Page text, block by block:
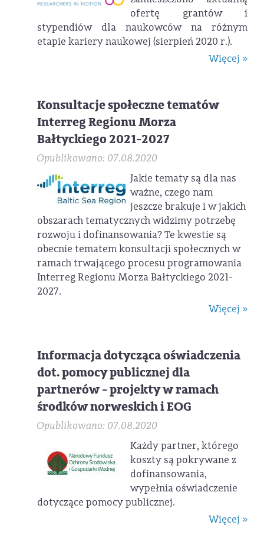
ofertę grantów i
stypendiów dla naukowców na różnym
etapie kariery naukowej (sierpień 2020 r.).
Więcej »
Konsultacje społeczne tematów
Interreg Regionu Morza
Bałtyckiego 2021-2027
Opublikowano: 07.08.2020
Jakie tematy są dla nas
ważne, czego nam
jeszcze brakuje i w jakich
obszarach tematycznych widzimy potrzebę
rozwoju i dofinansowania? Te kwestie są
obecnie tematem konsultacji społecznych w
ramach trwającego procesu programowania
Interreg Regionu Morza Bałtyckiego 2021-
2027.
Więcej »
Informacja dotycząca oświadczenia
dot. pomocy publicznej dla
partnerów - projekty w ramach
środków norweskich i EOG
Opublikowano: 07.08.2020
Każdy partner, którego
koszty są pokrywane z
dofinansowania,
wypełnia oświadczenie
dotyczące pomocy publicznej.
Więcej »